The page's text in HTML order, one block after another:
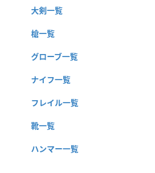
大剣一覧
槍一覧
グローブ一覧
ナイフ一覧
フレイル一覧
靴一覧
ハンマー一覧